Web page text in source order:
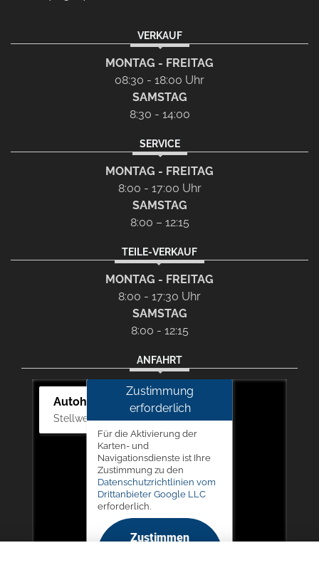
VERKAUF
MONTAG - FREITAG
08:30 - 18:00 Uhr
SAMSTAG
8:30 - 14:00
SERVICE
MONTAG - FREITAG
8:00 - 17:00 Uhr
SAMSTAG
8:00 – 12:15
TEILE-VERKAUF
MONTAG - FREITAG
8:00 - 17:30 Uhr
SAMSTAG
8:00 - 12:15
ANFAHRT
Autohaus Picker
Stellwerk 5, 57368 Lennestadt
Zustimmung
erforderlich
Für die Aktivierung der
Karten- und
Navigationsdienste ist Ihre
Zustimmung zu den
Datenschutzrichtlinien vom
Drittanbieter Google LLC
erforderlich.
Zustimmen